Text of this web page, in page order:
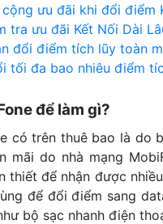
ưu đãi khi đổi điểm
tra ưu đãi Kết Nối Dài
đổi điểm tích lũy toàn
tối đa bao nhiêu điểm
để làm gì?
có trên thuê bao là do
mãi do nhà mạng
thiết để nhận được
để đổi điểm sang
bộ sạc nhanh điện